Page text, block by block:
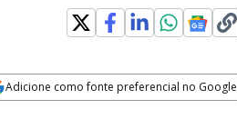
Adicione como fonte preferencial no Google